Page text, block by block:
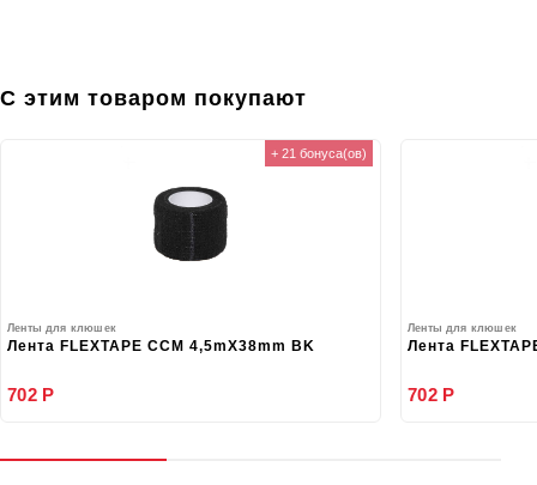
С этим товаром покупают
+ 21 бонуса(ов)
Ленты для клюшек
Лента FLEXTAPE CCM 4,5mX38mm BK
702 Р
Ленты для клюшек
Лента
702 Р